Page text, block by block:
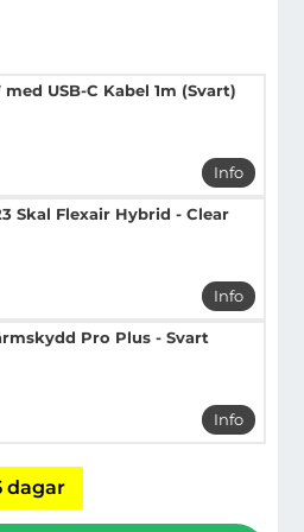
USB-C Kabel 1m (Svart)
Info
mer info
Skal Flexair Hybrid - Clear
Info
mer info
Pro Plus - Svart
Info
mer info
dagar